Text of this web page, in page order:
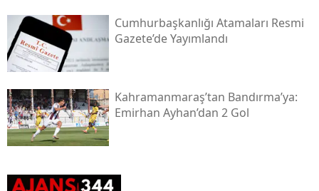
Cumhurbaşkanlığı Atamaları Resmi
Gazete’de Yayımlandı
Kahramanmaraş’tan Bandırma’ya:
Emirhan Ayhan’dan 2 Gol